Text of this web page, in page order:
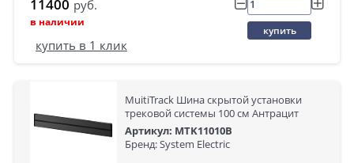
11400 руб.
в наличии
купить
купить в 1 клик
MuitiTrack Шина скрытой установки
трековой системы 100 см Антрацит
Артикул: MTK11010B
Бренд: System Electric